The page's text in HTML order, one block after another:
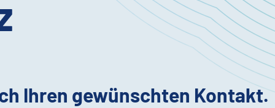
Ihren gewünschten Kontakt.